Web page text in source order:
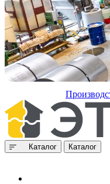
Каталог Каталог